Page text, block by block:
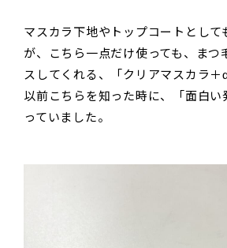
マスカラ下地やトップコートとして
が、こちら一点だけ使っても、まつ
スしてくれる、「クリアマスカラ＋
以前こちらを知った時に、「面白い
っていました。